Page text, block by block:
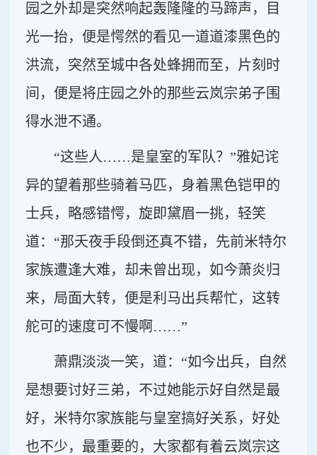
园之外却是突然响起轰隆隆的马蹄声，目
光一抬，便是愕然的看见一道道漆黑色的
洪流，突然至城中各处蜂拥而至，片刻时
间，便是将庄园之外的那些云岚宗弟子围
得水泄不通。
“这些人……是皇室的军队？”雅妃诧
异的望着那些骑着马匹，身着黑色铠甲的
士兵，略感错愕，旋即黛眉一挑，轻笑
道：“那夭夜手段倒还真不错，先前米特尔
家族遭逢大难，却未曾出现，如今萧炎归
来，局面大转，便是利马出兵帮忙，这转
舵可的速度可不慢啊……”
萧鼎淡淡一笑，道：“如今出兵，自然
是想要讨好三弟，不过她能示好自然是最
好，米特尔家族能与皇室搞好关系，好处
也不少，最重要的，大家都有着云岚宗这